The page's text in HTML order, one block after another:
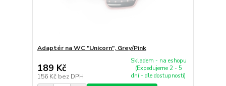
Adaptér na WC "Unicorn", Grey/Pink
189 Kč
156 Kč bez DPH
Skladem - na eshopu
(Expedujeme 2 - 5
dní - dle dostupnosti)